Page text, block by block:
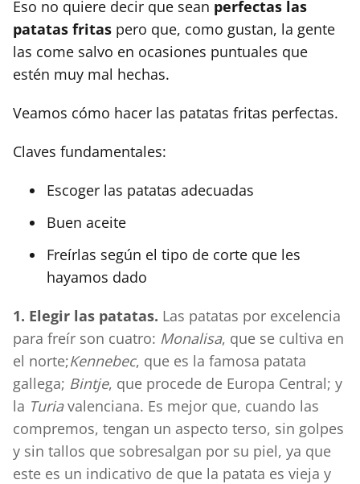
Eso no quiere decir que sean perfectas las
patatas fritas pero que, como gustan, la gente
las come salvo en ocasiones puntuales que
estén muy mal hechas.
Veamos cómo hacer las patatas fritas perfectas.
Claves fundamentales:
Escoger las patatas adecuadas
Buen aceite
Freírlas según el tipo de corte que les
hayamos dado
1. Elegir las patatas. Las patatas por excelencia
para freír son cuatro: Monalisa, que se cultiva en
el norte;Kennebec, que es la famosa patata
gallega; Bintje, que procede de Europa Central; y
la Turiavalenciana. Es mejor que, cuando las
compremos, tengan un aspecto terso, sin golpes
y sin tallos que sobresalgan por su piel, ya que
este es un indicativo de que la patata es vieja y